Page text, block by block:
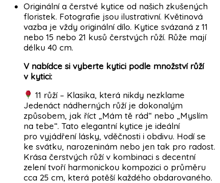
Originální a čerstvé kytice od našich zkušených
floristek. Fotografie jsou ilustrativní. Květinová
vazba je vždy originální dílo. Kytice svázaná z 11
nebo 15 nebo 21 kusů čerstvých růží. Růže mají
délku 40 cm.
V nabídce si vyberte kytici podle množství růží
v kytici:
11 růží – Klasika, která nikdy nezklame
Jedenáct nádherných růží je dokonalým
způsobem, jak říct „Mám tě rád“ nebo „Myslím
na tebe“. Tato elegantní kytice je ideální
pro vyjádření lásky, vděčnosti i obdivu. Hodí se
ke svátku, narozeninám nebo jen tak pro radost.
Krása čerstvých růží v kombinaci s decentní
zelení tvoří harmonickou kompozici o průměru
cca 25 cm, která potěší každého obdarovaného.